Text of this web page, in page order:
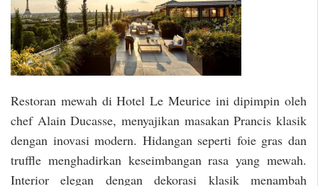
Restoran mewah di Hotel Le Meurice ini dipimpin oleh
chef Alain Ducasse, menyajikan masakan Prancis klasik
dengan inovasi modern. Hidangan seperti foie gras dan
truffle menghadirkan keseimbangan rasa yang mewah.
Interior elegan dengan dekorasi klasik menambah